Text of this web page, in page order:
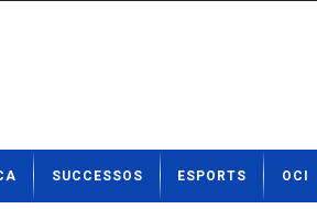
SUCCESSOS ESPORTS OCI